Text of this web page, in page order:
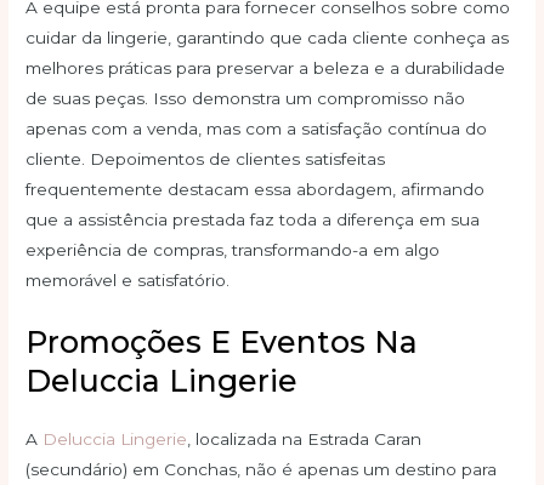
A equipe está pronta para fornecer conselhos sobre como
cuidar da lingerie, garantindo que cada cliente conheça as
melhores práticas para preservar a beleza e a durabilidade
de suas peças. Isso demonstra um compromisso não
apenas com a venda, mas com a satisfação contínua do
cliente. Depoimentos de clientes satisfeitas
frequentemente destacam essa abordagem, afirmando
que a assistência prestada faz toda a diferença em sua
experiência de compras, transformando-a em algo
memorável e satisfatório.
Promoções E Eventos Na
Deluccia Lingerie
A Deluccia Lingerie , localizada na Estrada Caran
(secundário) em Conchas, não é apenas um destino para